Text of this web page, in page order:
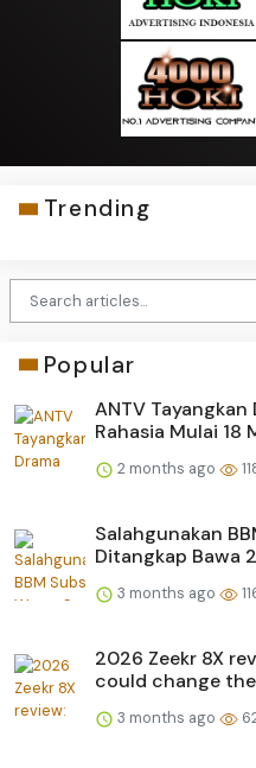
Trending
Popular
ANTV
Rahasia Mulai 18
2 months ago
Salahgunakan
Ditangkap Bawa
3 months ago
2026 Zeekr 8X
could change
3 months ago